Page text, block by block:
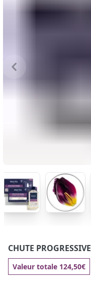
CHUTE PROGRESSIVE
Valeur totale 124,50€